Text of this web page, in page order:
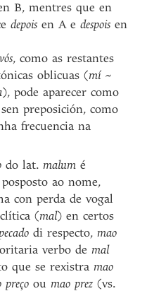
B, mentres que en
depoisen A edespoisen
vós, como as restantes
oblicuas (mí ~
), pode aparecer como
preposición, como
frecuencia na
do lat.malum é
ao nome,
con perda de vogal
(mal) en certos
di respecto,mao
verbo demal
que se rexistramao
preçooumao prez (vs.